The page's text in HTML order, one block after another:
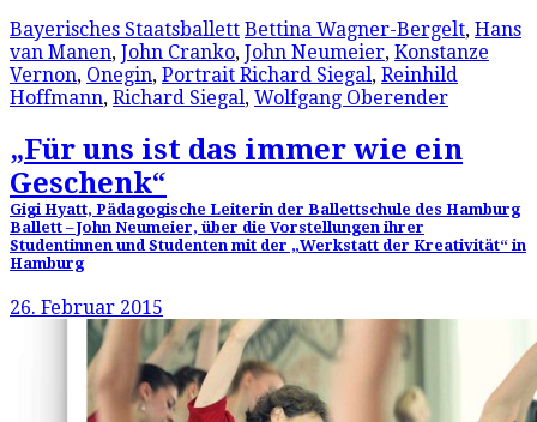
Bayerisches Staatsballett Bettina Wagner-Bergelt, Hans
van Manen, John Cranko, John Neumeier, Konstanze
Vernon, Onegin, Portrait Richard Siegal, Reinhild
Hoffmann, Richard Siegal, Wolfgang Oberender
„Für uns ist das immer wie ein
Geschenk“
Gigi Hyatt, Pädagogische Leiterin der Ballettschule des Hamburg
Ballett – John Neumeier, über die Vorstellungen ihrer
Studentinnen und Studenten mit der „Werkstatt der Kreativität“ in
Hamburg
26. Februar 2015